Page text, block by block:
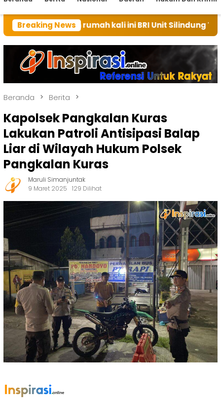
Breaking News
rumah kali ini BRI Unit Silindung Tarutung
Beranda Berita
Kapolsek Pangkalan Kuras
Lakukan Patroli Antisipasi Balap
Liar di Wilayah Hukum Polsek
Pangkalan Kuras
Maruli Simanjuntak
9 Maret 2025
129 Dilihat